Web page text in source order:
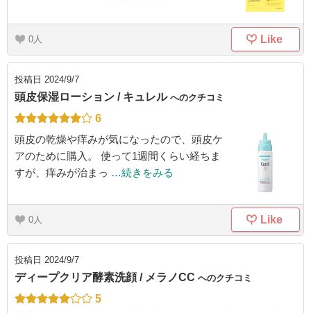
0 Like
投稿日 2024/9/7
頭皮保湿ローション / キュレル へのクチコミ
6
頭皮の乾燥や痒みが気になったので、頭皮ケ
アのために購入。 使って1週間くらい経ちま
すが、痒みが治まっ …続きをみる
0 Like
投稿日 2024/9/7
ディープクリア酵素洗顔 / メラノCC へのクチコミ
5